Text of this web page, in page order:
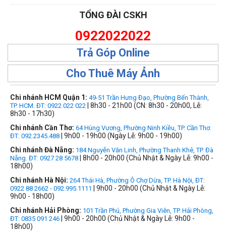
TỔNG ĐÀI CSKH
0922022022
Trả Góp Online
Cho Thuê Máy Ảnh
Chi nhánh HCM Quận 1: 49-51 Trần Hưng Đạo, Phường Bến Thành,
TP. HCM. ĐT: 0922 022 022 | 8h30 - 21h00 (CN: 8h30 - 20h00, Lễ:
8h30 - 17h30)
Chi nhánh Cần Thơ: 64 Hùng Vương, Phường Ninh Kiều, TP. Cần Thơ.
ĐT: 092.2345.488 | 9h00 - 19h00 (Ngày Lễ: 9h00 - 19h00)
Chi nhánh Đà Nẵng: 184 Nguyễn Văn Linh, Phường Thanh Khê, TP. Đà
Nẵng. ĐT: 0927 28 5678 | 8h00 - 20h00 (Chủ Nhật & Ngày Lễ: 9h00 -
18h00)
Chi nhánh Hà Nội: 264 Thái Hà, Phường Ô Chợ Dừa, TP. Hà Nội, ĐT:
0922 88 2662 - 092.995.1111
| 9h00 - 20h00 (Chủ Nhật & Ngày Lễ:
9h00 - 18h00)
Chi nhánh Hải Phòng: 101 Trần Phú, Phường Gia Viên, TP. Hải Phòng,
ĐT: 0835 091 246 | 9h00 - 20h00 (Chủ Nhật & Ngày Lễ: 9h00 -
18h00)